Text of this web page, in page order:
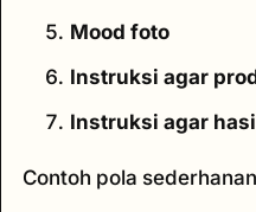
Mood foto
Instruksi agar
Instruksi agar
Contoh pola